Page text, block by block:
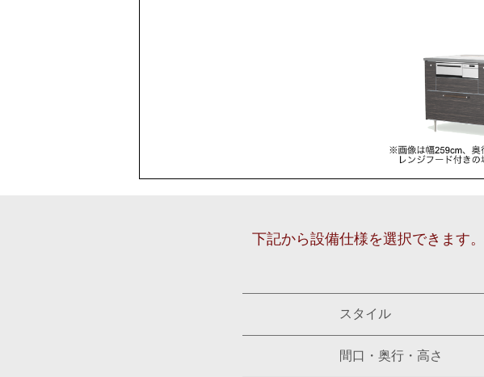
スパ
ガスコ
下記から設備仕様を選択できます。
スタイル
間口・奥行・高さ